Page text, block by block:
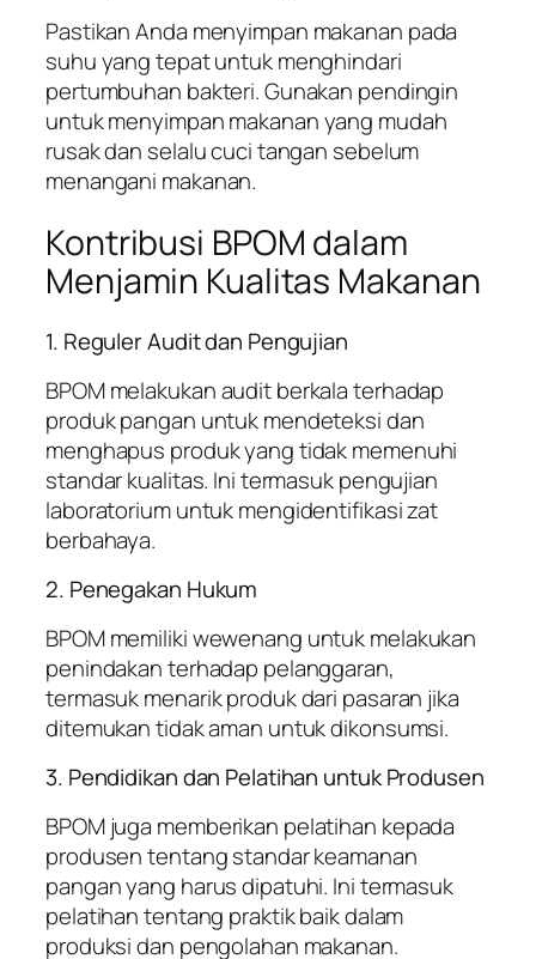
Pastikan Anda menyimpan makanan pada
suhu yang tepat untuk menghindari
pertumbuhan bakteri. Gunakan pendingin
untuk menyimpan makanan yang mudah
rusak dan selalu cuci tangan sebelum
menangani makanan.
Kontribusi BPOM dalam
Menjamin Kualitas Makanan
1. Reguler Audit dan Pengujian
BPOM melakukan audit berkala terhadap
produk pangan untuk mendeteksi dan
menghapus produk yang tidak memenuhi
standar kualitas. Ini termasuk pengujian
laboratorium untuk mengidentifikasi zat
berbahaya.
2. Penegakan Hukum
BPOM memiliki wewenang untuk melakukan
penindakan terhadap pelanggaran,
termasuk menarik produk dari pasaran jika
ditemukan tidak aman untuk dikonsumsi.
3. Pendidikan dan Pelatihan untuk Produsen
BPOM juga memberikan pelatihan kepada
produsen tentang standar keamanan
pangan yang harus dipatuhi. Ini termasuk
pelatihan tentang praktik baik dalam
produksi dan pengolahan makanan.